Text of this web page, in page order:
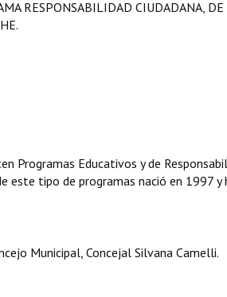
RESPONSABILIDAD CIUDADANA, DE
Programas Educativos y de
este tipo de programas nació en 1997 y
Municipal, Concejal Silvana Camelli.